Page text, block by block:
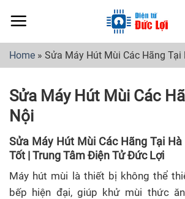
Home » Sửa Máy Hút Mùi Các Hãng Tại
Sửa Máy Hút Mùi Các
Nội
Sửa Máy Hút Mùi Các Hãng Tại
Tốt | Trung Tâm Điện Tử Đức Lợi
Máy hút mùi là thiết bị không thể
bếp hiện đại, giúp khử mùi thức